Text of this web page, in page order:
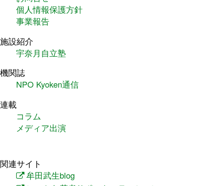
個人情報保護方針
事業報告
施設紹介
宇奈月自立塾
機関誌
NPO Kyoken通信
連載
コラム
メディア出演
関連サイト
牟田武生blog